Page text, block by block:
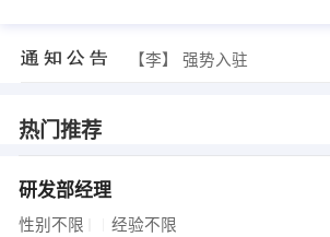
【李】 强势入驻
刘老师 发布 [业务内勤员 ]
热门推荐
研发部经理
性别不限 经验不限